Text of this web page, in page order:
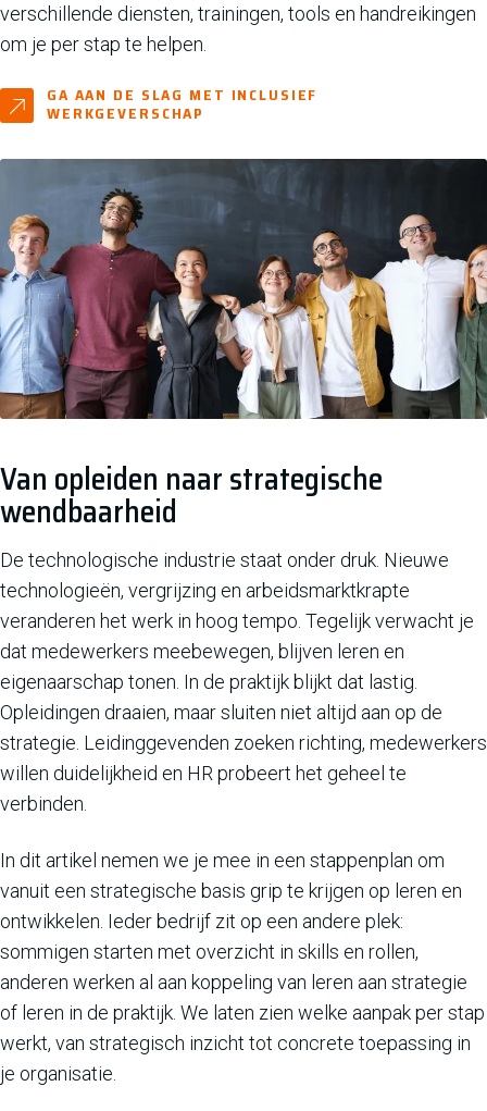
verschillende diensten, trainingen, tools en handreikingen
om je per stap te helpen.
GA AAN DE SLAG MET INCLUSIEF
WERKGEVERSCHAP
Van opleiden naar strategische
wendbaarheid
De technologische industrie staat onder druk. Nieuwe
technologieën, vergrijzing en arbeidsmarktkrapte
veranderen het werk in hoog tempo. Tegelijk verwacht je
dat medewerkers meebewegen, blijven leren en
eigenaarschap tonen. In de praktijk blijkt dat lastig.
Opleidingen draaien, maar sluiten niet altijd aan op de
strategie. Leidinggevenden zoeken richting, medewerkers
willen duidelijkheid en HR probeert het geheel te
verbinden.
In dit artikel nemen we je mee in een stappenplan om
vanuit een strategische basis grip te krijgen op leren en
ontwikkelen. Ieder bedrijf zit op een andere plek:
sommigen starten met overzicht in skills en rollen,
anderen werken al aan koppeling van leren aan strategie
of leren in de praktijk. We laten zien welke aanpak per stap
werkt, van strategisch inzicht tot concrete toepassing in
je organisatie.